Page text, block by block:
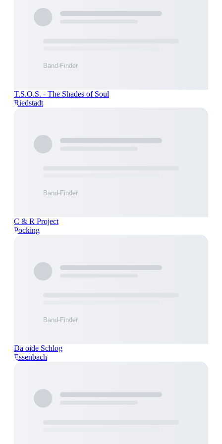
T.S.O.S. - The Shades of Soul
Riedstadt
C & R Project
Pocking
Da oide Schlog
Essenbach